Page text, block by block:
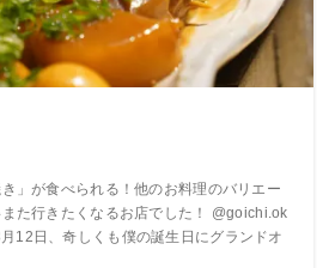
」が食べられる！他のお料理のバリエー
た行きたくなるお店でした！ @goichi.ok
12日、奇しくも僕の誕生日にグランドオ